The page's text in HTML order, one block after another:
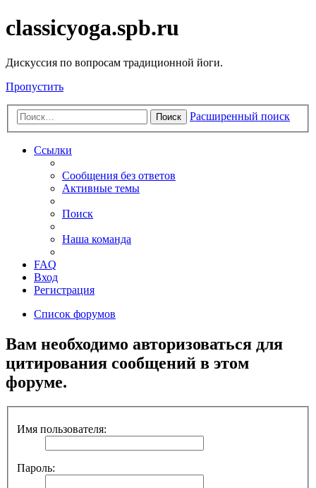
classicyoga.spb.ru
Дискуссия по вопросам традиционной йоги.
Пропустить
Поиск Расширенный поиск
Ссылки
Сообщения без ответов
Активные темы
Поиск
Наша команда
FAQ
Вход
Регистрация
Список форумов
Вам необходимо авторизоваться для
цитирования сообщений в этом
форуме.
Имя пользователя:
Пароль: